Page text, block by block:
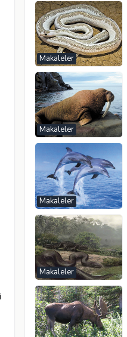
Makaleler
Makaleler
Makaleler
Makaleler